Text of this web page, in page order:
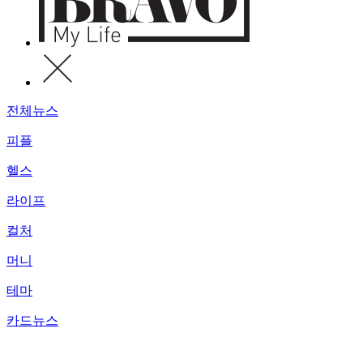
전체뉴스
피플
헬스
라이프
컬처
머니
테마
카드뉴스